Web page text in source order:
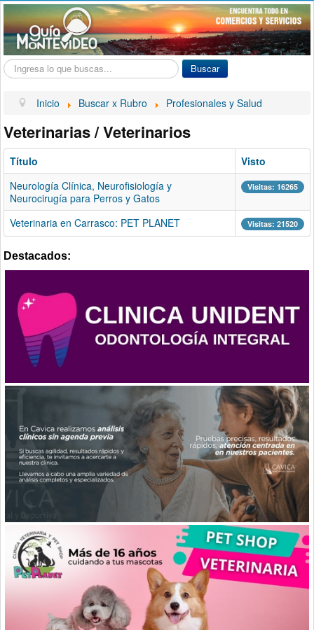
Buscar... Buscar
Inicio Buscar x Rubro Profesionales y Salud
Veterinarias / Veterinarios
Título
Visto
Neurología Clínica, Neurofisiología y
Neurocirugía para Perros y Gatos
Visitas: 16265
Veterinaria en Carrasco: PET PLANET Visitas: 21520
Destacados: